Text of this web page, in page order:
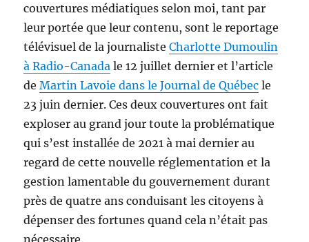
couvertures médiatiques selon moi, tant par
leur portée que leur contenu, sont le reportage
télévisuel de la journalisteCharlotte Dumoulin
à Radio-Canada le 12 juillet dernier et l’article
deMartin Lavoie dans le Journal de Québec le
23 juin dernier. Ces deux couvertures ont fait
exploser au grand jour toute la problématique
qui s’est installée de 2021 à mai dernier au
regard de cette nouvelle réglementation et la
gestion lamentable du gouvernement durant
près de quatre ans conduisant les citoyens à
dépenser des fortunes quand cela n’était pas
nécessaire.